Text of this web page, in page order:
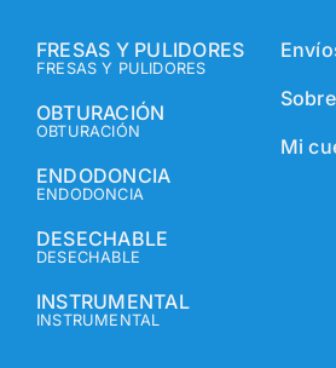
FRESAS Y PULIDORES
FRESAS Y PULIDORES
OBTURACIÓN
OBTURACIÓN
ENDODONCIA
ENDODONCIA
DESECHABLE
DESECHABLE
INSTRUMENTAL
INSTRUMENTAL
Mi